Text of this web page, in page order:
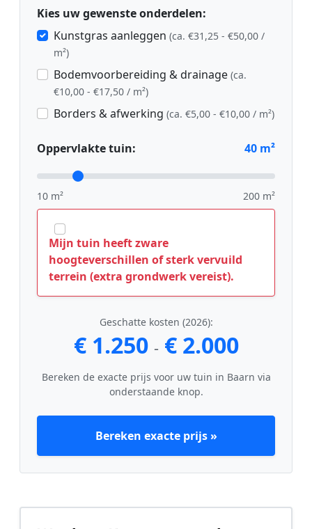
Kies uw gewenste onderdelen:
Kunstgras aanleggen (ca. €31,25 - €50,00 /
m²)
Bodemvoorbereiding & drainage (ca.
€10,00 - €17,50 / m²)
Borders & afwerking (ca. €5,00 - €10,00 / m²)
Oppervlakte tuin: 40 m²
10 m² 200 m²
Mijn tuin heeft zware
hoogteverschillen of sterk vervuild
terrein (extra grondwerk vereist).
Geschatte kosten (2026):
€ 1.250 - € 2.000
Bereken de exacte prijs voor uw tuin in Baarn via
onderstaande knop.
Bereken exacte prijs »